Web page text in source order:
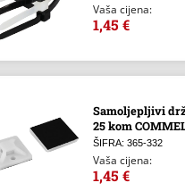
Vaša cijena:
1,45 €
Samoljepljivi
25 kom
ŠIFRA: 365-332
Vaša cijena:
1,45 €